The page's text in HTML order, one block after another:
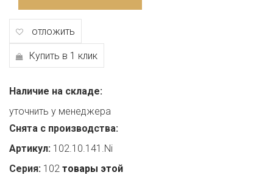
отложить
Купить в 1 клик
Наличие на складе:
уточнить у менеджера
Снята с производства:
Артикул: 102.10.141.Ni
Серия: 102 товары этой